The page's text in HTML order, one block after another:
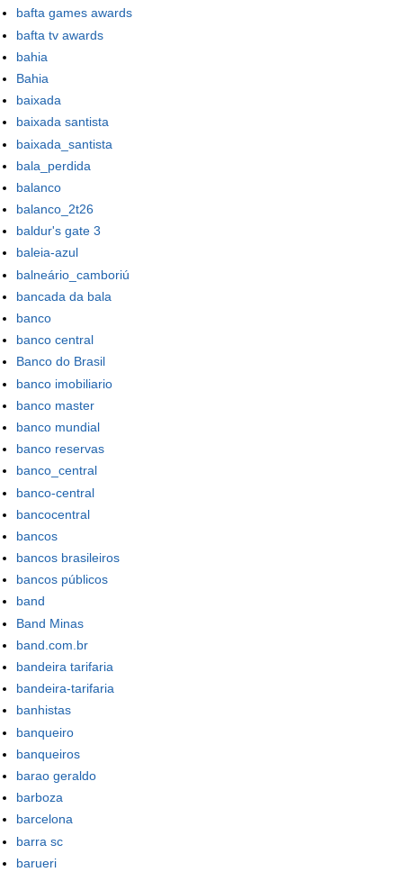
bafta games awards
bafta tv awards
bahia
Bahia
baixada
baixada santista
baixada_santista
bala_perdida
balanco
balanco_2t26
baldur's gate 3
baleia-azul
balneário_camboriú
bancada da bala
banco
banco central
Banco do Brasil
banco imobiliario
banco master
banco mundial
banco reservas
banco_central
banco-central
bancocentral
bancos
bancos brasileiros
bancos públicos
band
Band Minas
band.com.br
bandeira tarifaria
bandeira-tarifaria
banhistas
banqueiro
banqueiros
barao geraldo
barboza
barcelona
barra sc
barueri